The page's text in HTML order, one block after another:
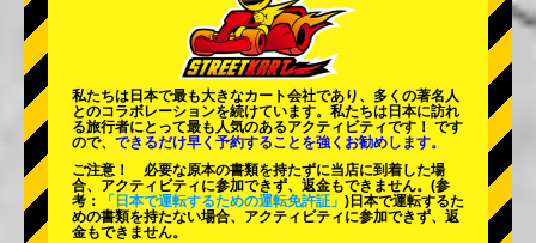
東京 秋葉原 #2
東京 渋谷アネックス 東京ベイ
東京 浅草 大阪
沖縄
私たちは日本で最も大きなカート会社であり、 多くの著名人
とのコラボレーションを続けています。私たちは日本に訪れ
る旅行者にとって最も人気のあるアクティビティです！ です
ので、 できるだけ早く予約することを強くお勧めします。
ご注意！ 必要な原本の書類を持たずに当店に到着した場
合、アクティビティに参加できず、返金もできません。 (参
考：
「日本で運転するための運転免許証」 )日本で運転するた
めの書類を持たない場合、アクティビティに参加できず、返
金もできません。